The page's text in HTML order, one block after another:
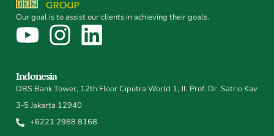
Our goal is to assist our clients in achieving their goals.
Indonesia
DBS Bank Tower, 12th Floor Ciputra World 1, Jl. Prof. Dr. Satrio Kav
3-5 Jakarta 12940
+6221 2988 8168